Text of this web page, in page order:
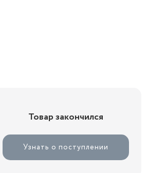
Товар закончился
Узнать о поступлении